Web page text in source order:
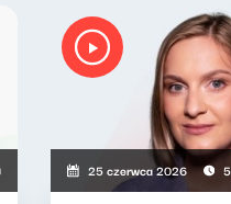
Marcin Mann, Zuzanna
25 czerwca 2026